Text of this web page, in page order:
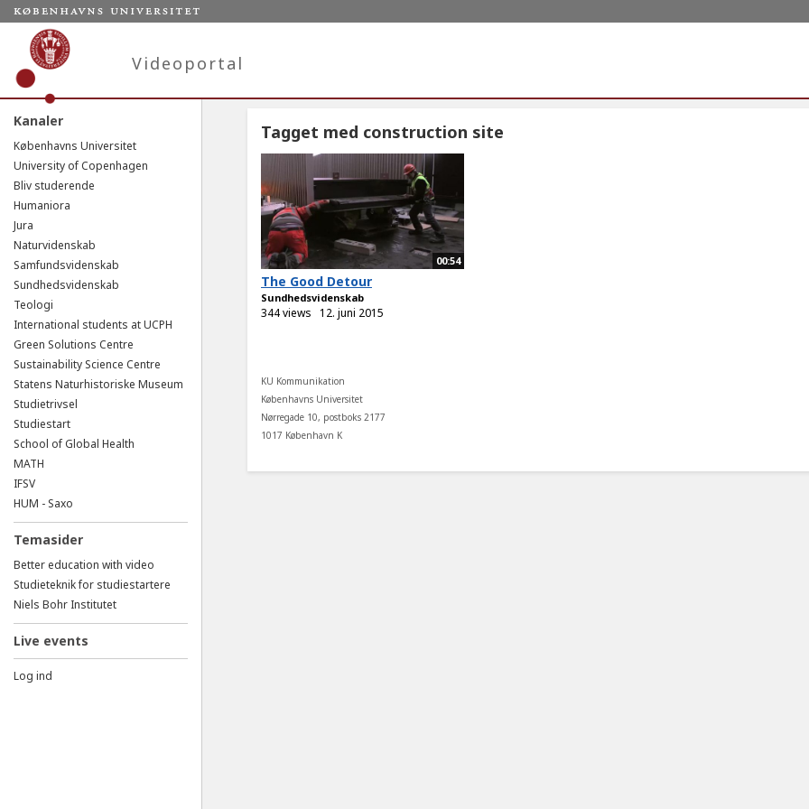
Videoportal
Kanaler
Københavns Universitet
University of Copenhagen
Bliv studerende
Humaniora
Jura
Naturvidenskab
Samfundsvidenskab
Sundhedsvidenskab
Teologi
International students at UCPH
Green Solutions Centre
Sustainability Science Centre
Statens Naturhistoriske Museum
Studietrivsel
Studiestart
School of Global Health
MATH
IFSV
HUM - Saxo
Temasider
Better education with video
Studieteknik for studiestartere
Niels Bohr Institutet
Live events
Log ind
Tagget med construction site
00:54
The Good Detour
Sundhedsvidenskab
344 views 12. juni 2015
KU Kommunikation
Københavns Universitet
Nørregade 10, postboks 2177
1017 København K